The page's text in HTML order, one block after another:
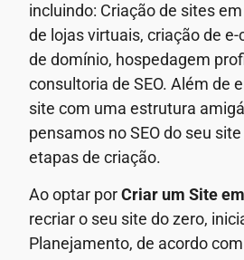
incluindo: Criação de sites
de lojas virtuais, criação de
de domínio, hospedagem
consultoria de SEO. Além de
site com uma estrutura
pensamos no SEO do seu
etapas de criação.
Ao optar porCriar um Site
recriar o seu site do zero,
Planejamento, de acordo